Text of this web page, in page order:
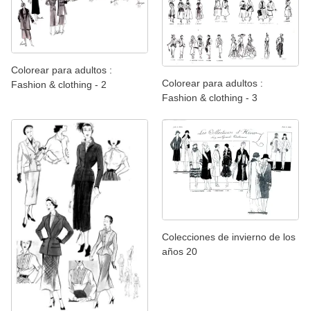
Colorear para adultos :
Fashion & clothing - 2
Colorear para adultos :
Fashion & clothing - 3
Colecciones de invierno de los
años 20